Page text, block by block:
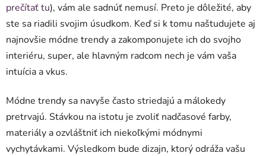
prečítať tu), vám ale sadnúť nemusí. Preto je dôležité, aby
ste sa riadili svojim úsudkom. Keď si k tomu naštudujete aj
najnovšie módne trendy a zakomponujete ich do svojho
interiéru, super, ale hlavným radcom nech je vám vaša
intuícia a vkus.
Módne trendy sa navyše často striedajú a málokedy
pretrvajú. Stávkou na istotu je zvoliť nadčasové farby,
materiály a ozvláštniť ich niekoľkými módnymi
vychytávkami. Výsledkom bude dizajn, ktorý odráža vašu